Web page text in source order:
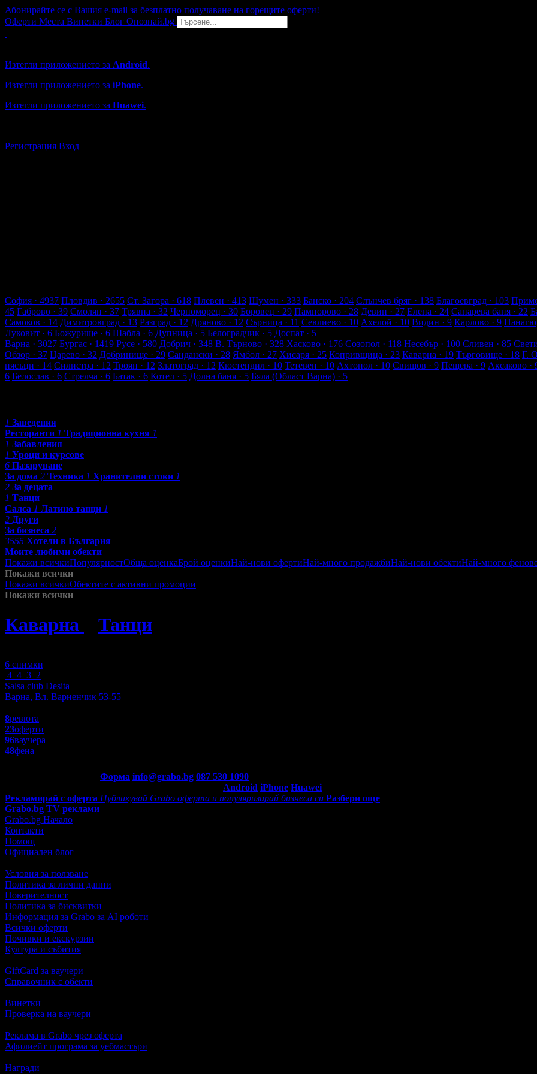
Абонирайте се с Вашия e-mail за безплатно получаване на горещите оферти!
Оферти Места Винетки Блог Опознай.bg
Изтегли приложението за Android.
Изтегли приложението за iPhone.
Изтегли приложението за Huawei.
Регистрация Вход
София · 4937 Пловдив · 2655 Ст. Загора · 618 Плевен · 413 Шумен · 333 Банско · 204 Слънчев бряг · 138 Благоевград · 103
45 Габрово · 39 Смолян · 37 Трявна · 32 Черноморец · 30 Боровец · 29 Пампорово · 28 Девин · 27 Елена · 24 Сапарева баня · 22
Самоков · 14 Димитровград · 13 Разград · 12 Дряново · 12 Сърница · 11 Севлиево · 10 Ахелой · 10 Видин · 9 Карлово · 9
Луковит · 6 Божурище · 6 Шабла · 6 Дупница · 5 Белоградчик · 5 Доспат · 5
Варна · 3027 Бургас · 1419 Русе · 580 Добрич · 348 В. Търново · 328 Хасково · 176 Созопол · 118 Несебър · 100 Сливен · 85
Обзор · 37 Царево · 32 Добринище · 29 Сандански · 28 Ямбол · 27 Хисаря · 25 Копривщица · 23 Каварна · 19 Търговище · 18 Г.
пясъци · 14 Силистра · 12 Троян · 12 Златоград · 12 Кюстендил · 10 Тетевен · 10 Ахтопол · 10 Свищов · 9 Пещера · 9 Аксаково ·
6 Белослав · 6 Стрелча · 6 Батак · 6 Котел · 5 Долна баня · 5 Бяла (Област Варна) · 5
1 Заведения
Ресторанти 1 Традиционна кухня 1
1 Забавления
1 Уроци и курсове
6 Пазаруване
За дома 2 Техника 1 Хранителни стоки 1
2 За децата
1 Танци
Салса 1 Латино танци 1
2 Други
За бизнеса 2
3555 Хотели в България
Моите любими обекти
Покажи всичкиПопулярностОбща оценкаБрой оценкиНай-нови офертиНай-много продажбиНай-нови обектиНай-много
Покажи всички
Покажи всичкиОбектите с активни промоции
Покажи всички
Каварна Танци
6 снимки
4 4 3 2
Salsa club Desita
Варна, Вл. Варненчик 53-55
8ревюта
23оферти
96ваучера
48фена
Форма info@grabo.bg 087 530 1090
Android iPhone Huawei
Рекламирай с оферта Публикувай Grabo оферта и популяризирай бизнеса си Разбери още
Grabo.bg TV реклами
Grabo.bg Начало
Контакти
Помощ
Официален блог
Условия за ползване
Политика за лични данни
Поверителност
Политика за бисквитки
Информация за Grabo за AI роботи
Всички оферти
Почивки и екскурзии
Култура и събития
GiftCard за ваучери
Справочник с обекти
Винетки
Проверка на ваучери
Реклама в Grabo чрез оферта
Афилиейт програма за уебмастъри
Награди